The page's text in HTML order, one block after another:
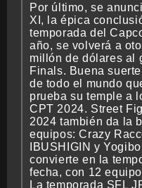
Por último, se
XI, la épica
temporada del
año, se volverá a
millón de dólares al
Finals. Buena
de todo el mundo
prueba su temple a
CPT 2024. Street
2024 también da la
equipos: Crazy
IBUSHIGIN y
convierte en la
fecha, con 12
La temporada SFL